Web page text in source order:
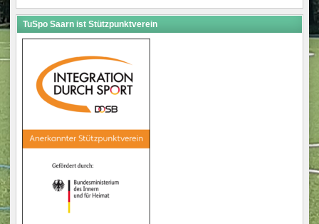
TuSpo Saarn ist Stützpunktverein